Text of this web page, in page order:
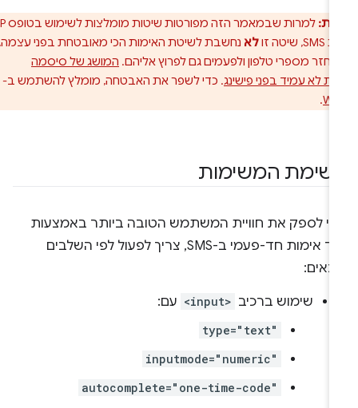
למרות שבמאמר הזה מפורטות שיטות מומלצות לשימוש בטופס OTP
לאנחשבת לשיטת האימות הכי מאובטחת בפני עצמה, כי
מספרי טלפון ולפעמים גם לפרוץ אליהם.המושג של סיסמה
לא עמיד בפני פישינג. כדי לשפר את האבטחה, מומלץ להשתמש ב-
המשימות
לספק את חוויית המשתמש הטובה ביותר באמצעות
קוד אימות חד-פעמי ב-SMS, צריך לפעול לפי השלבים
שימוש ברכיב <input> עם:
type="text"
inputmode="numeric"
autocomplete="one-time-code"